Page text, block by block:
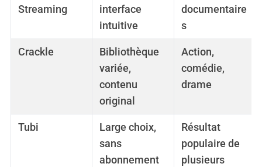
Streaming
interface
intuitive
documentaire
s
Crackle
Bibliothèque
variée,
contenu
original
Action,
comédie,
drame
Tubi
Large choix,
sans
abonnement
Résultat
populaire de
plusieurs